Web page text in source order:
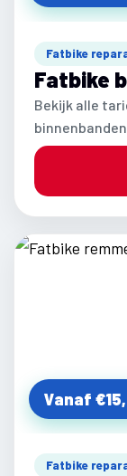
Fatbike
Fatbike
Bekijk alle
Vanaf
Fatbike